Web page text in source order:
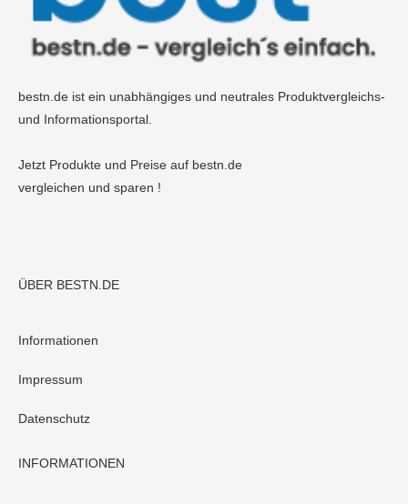
bestn.de ist ein unabhängiges und neutrales Produktvergleichs-
und Informationsportal.
Jetzt Produkte und Preise auf bestn.de
vergleichen und sparen !
ÜBER BESTN.DE
Informationen
Impressum
Datenschutz
INFORMATIONEN